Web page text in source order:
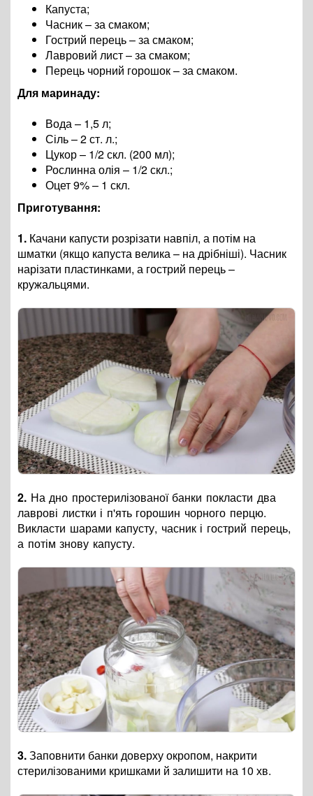
Капуста;
Часник – за смаком;
Гострий перець – за смаком;
Лавровий лист – за смаком;
Перець чорний горошок – за смаком.
Для маринаду:
Вода – 1,5 л;
Сіль – 2 ст. л.;
Цукор – 1/2 скл. (200 мл);
Рослинна олія – 1/2 скл.;
Оцет 9% – 1 скл.
Приготування:
1. Качани капусти розрізати навпіл, а потім на
шматки (якщо капуста велика – на дрібніші). Часник
нарізати пластинками, а гострий перець –
кружальцями.
2. На дно простерилізованої банки покласти два
лаврові листки і п'ять горошин чорного перцю.
Викласти шарами капусту, часник і гострий перець,
а потім знову капусту.
3.Заповнити банки доверху окропом, накрити
стерилізованими кришками й залишити на 10 хв.